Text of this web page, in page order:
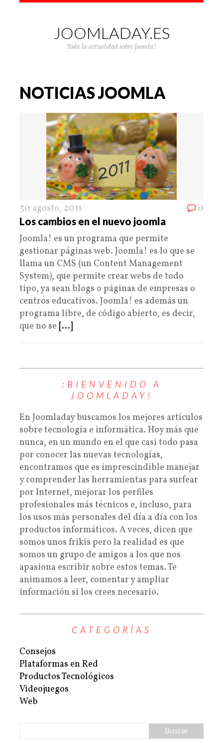
JOOMLADAY.ES
Toda la actualidad sobre Joomla!
NOTICIAS JOOMLA
30 agosto, 2011 0
Los cambios en el nuevo joomla
Joomla! es un programa que permite
gestionar páginas web. Joomla! es lo que se
llama un CMS (un Content Management
System), que permite crear webs de todo
tipo, ya sean blogs o páginas de empresas o
centros educativos. Joomla! es además un
programa libre, de código abierto, es decir,
que no se [...]
¡BIENVENIDO A
JOOMLADAY!
En Joomladay buscamos los mejores artículos
sobre tecnología e informática. Hoy más que
nunca, en un mundo en el que casi todo pasa
por conocer las nuevas tecnologías,
encontramos que es imprescindible manejar
y comprender las herramientas para surfear
por Internet, mejorar los perfiles
profesionales más técnicos e, incluso, para
los usos más personales del día a día con los
productos informáticos. A veces, dicen que
somos unos frikis pero la realidad es que
somos un grupo de amigos a los que nos
apasiona escribir sobre estos temas. Te
animamos a leer, comentar y ampliar
información si los crees necesario.
CATEGORÍAS
Consejos
Plataformas en Red
Productos Tecnológicos
Videojuegos
Web